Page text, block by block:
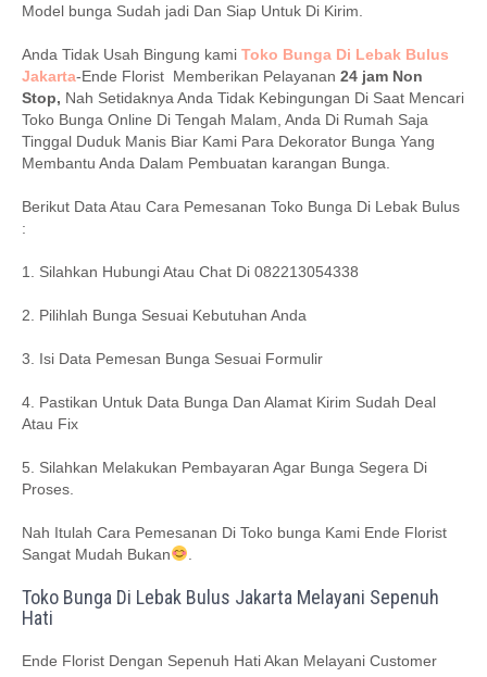
Model bunga Sudah jadi Dan Siap Untuk Di Kirim.
Anda Tidak Usah Bingung kami Toko Bunga Di Lebak Bulus
Jakarta-Ende Florist Memberikan Pelayanan 24 jam Non
Stop, Nah Setidaknya Anda Tidak Kebingungan Di Saat Mencari
Toko Bunga Online Di Tengah Malam, Anda Di Rumah Saja
Tinggal Duduk Manis Biar Kami Para Dekorator Bunga Yang
Membantu Anda Dalam Pembuatan karangan Bunga.
Berikut Data Atau Cara Pemesanan Toko Bunga Di Lebak Bulus
:
1. Silahkan Hubungi Atau Chat Di 082213054338
2. Pilihlah Bunga Sesuai Kebutuhan Anda
3. Isi Data Pemesan Bunga Sesuai Formulir
4. Pastikan Untuk Data Bunga Dan Alamat Kirim Sudah Deal
Atau Fix
5. Silahkan Melakukan Pembayaran Agar Bunga Segera Di
Proses.
Nah Itulah Cara Pemesanan Di Toko bunga Kami Ende Florist
Sangat Mudah Bukan
Toko Bunga Di Lebak Bulus Jakarta Melayani Sepenuh
Hati
Ende Florist Dengan Sepenuh Hati Akan Melayani Customer